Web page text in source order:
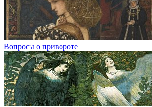
Вопросы о привороте